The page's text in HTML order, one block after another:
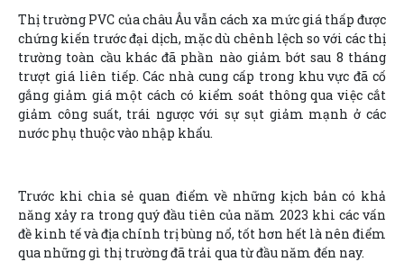
Thị trường PVC của châu Âu vẫn cách xa mức giá thấp được
chứng kiến trước đại dịch, mặc dù chênh lệch so với các thị
trường toàn cầu khác đã phần nào giảm bớt sau 8 tháng
trượt giá liên tiếp. Các nhà cung cấp trong khu vực đã cố
gắng giảm giá một cách có kiểm soát thông qua việc cắt
giảm công suất, trái ngược với sự sụt giảm mạnh ở các
nước phụ thuộc vào nhập khẩu.
Trước khi chia sẻ quan điểm về những kịch bản có khả
năng xảy ra trong quý đầu tiên của năm 2023 khi các vấn
đề kinh tế và địa chính trị bùng nổ, tốt hơn hết là nên điểm
qua những gì thị trường đã trải qua từ đầu năm đến nay.